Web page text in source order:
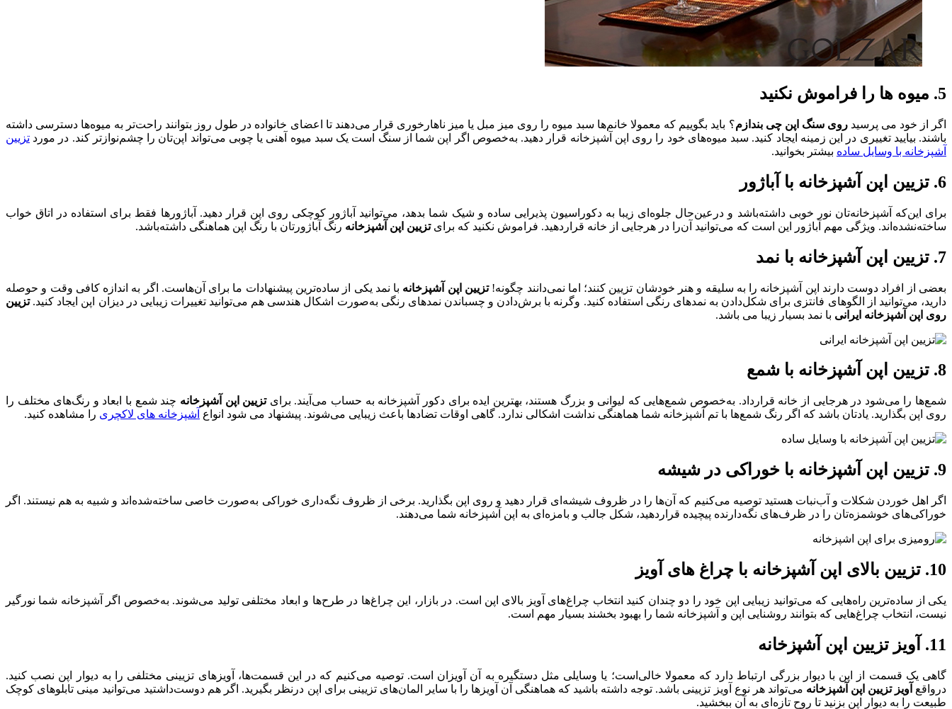
5. میوه‌ ها را فراموش نکنید
اگر از خود می پرسیدروی سنگ اپن چی بندازم؟ باید بگوییم که معمولا خانم‌ها سبد میوه را روی میز مبل یا میز ناهارخوری قرار می‌دهند تا اعضای خانواده در طول روز بتوانند راحت‌تر به میوه‌ها دسترسی داشته
باشند. بیایید تغییری در این زمینه ایجاد کنید. سبد میوه‌های خود را روی اپن آشپزخانه قرار دهید. به‌خصوص اگر اپن شما از سنگ است یک سبد میوه آهنی یا چوبی می‌تواند اپن‌تان را چشم‌نوازتر کند. در مورد تزیین
آشپزخانه با وسایل ساده بیشتر بخوانید.
6. تزیین اپن آشپزخانه با آباژور
برای این‌که آشپزخانه‌تان نور خوبی داشته‌باشد و درعین‎‌حال جلوه‌ای زیبا به دکوراسیون پذیرایی ساده و شیک شما بدهد، می‌توانید آباژور کوچکی روی اپن قرار دهید. آباژورها فقط برای استفاده در اتاق خواب
ساخته‌نشده‌اند. ویژگی مهم آباژور این است که می‌توانید آن‌را در هرجایی از خانه قراردهید. فراموش نکنید که برایتزیین اپن آشپزخانه رنگ آباژورتان با رنگ اپن هماهنگی داشته‌باشد.
7. تزیین اپن آشپزخانه با نمد
بعضی از افراد دوست دارند اپن آشپزخانه را به سلیقه و هنر خودشان تزیین کنند؛ اما نمی‌دانند چگونه!تزیین اپن آشپزخانه با نمد یکی از ساده‌ترین پیشنهادات ما برای آن‌هاست. اگر به اندازه کافی وقت و حوصله
دارید، می‌توانید از الگوهای فانتزی برای شکل‌دادن به نمدهای رنگی استفاده کنید. وگرنه با برش‌دادن و چسباندن نمدهای رنگی به‌صورت اشکال هندسی هم می‌توانید تغییرات زیبایی در دیزان اپن ایجاد کنید.تزیین
روی اپن آشپزخانه ایرانی با نمد بسیار زیبا می باشد.
8. تزیین اپن آشپزخانه با شمع
شمع‌ها را می‌شود در هرجایی از خانه قرارداد. به‌خصوص شمع‌هایی که لیوانی و بزرگ هستند، بهترین ایده برای دکور آشپزخانه به حساب می‌آیند. برایتزیین اپن آشپزخانه چند شمع با ابعاد و رنگ‌های مختلف را
روی اپن بگذارید. یادتان باشد که اگر رنگ شمع‌ها با تم آشپزخانه شما هماهنگی نداشت اشکالی ندارد. گاهی اوقات تضادها باعث زیبایی می‌شوند. پیشنهاد می شود انواع آشپزخانه های لاکچری را مشاهده کنید.
9. تزیین اپن آشپزخانه با خوراکی‌ در شیشه‌
اگر اهل خوردن شکلات و آب‌نبات هستید توصیه می‌کنیم که آن‌ها را در ظروف شیشه‌ای قرار دهید و روی اپن بگذارید. برخی از ظروف نگه‌داری خوراکی به‌صورت خاصی ساخته‌شده‌اند و شبیه به هم نیستند. اگر
خوراکی‌های خوشمزه‌تان را در ظرف‌های نگه‌دارنده پیچیده قراردهید، شکل جالب و بامزه‌ای به اپن آشپزخانه شما می‌دهند.
10. تزیین بالای اپن آشپزخانه با چراغ‌ های آویز
یکی از ساده‌ترین راه‌هایی که می‌توانید زیبایی اپن خود را دو چندان کنید انتخاب چراغ‌های آویز بالای اپن است. در بازار، این چراغ‌ها در طرح‌ها و ابعاد مختلفی تولید می‌شوند. به‌خصوص اگر آشپزخانه شما نورگیر
نیست، انتخاب چراغ‌هایی که بتوانند روشنایی اپن و آشپزخانه شما را بهبود بخشند بسیار مهم است.
11. آویز تزیین اپن آشپزخانه
گاهی یک قسمت از اپن با دیوار بزرگی ارتباط دارد که معمولا خالی‌است؛ یا وسایلی مثل دستگیره به آن آویزان است. توصیه می‌کنیم که در این قسمت‌ها، آویزهای تزیینی مختلفی را به دیوار اپن نصب کنید.
درواقع آویز تزیین اپن آشپزخانه می‌تواند هر نوع آویز تزیینی باشد. توجه داشته باشید که هماهنگی آن‌ آویزها را با سایر المان‌های تزیینی برای اپن درنظر بگیرید. اگر هم دوست‌داشتید می‌توانید مینی تابلوهای کوچک
طبیعت را به دیوار اپن بزنید تا روح تازه‌ای به آن ببخشید.